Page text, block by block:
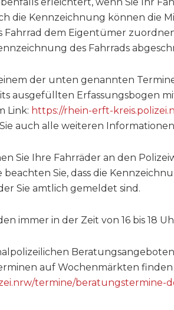
erleichtert, wenn Sie Ihr
die Kennzeichnung können die
Fahrrad dem Eigentümer
des Fahrrads
der unten genannten
ausgefüllten Erfassungsbogen
Link: https://rhein-erft-
auch alle weiteren
Sie Ihre Fahrräder an den
beachten Sie, dass die
Sie amtlich gemeldet sind.
immer in der Zeit von 16 bis 18
auf Wochenmärkten
termine/beratungstermine-